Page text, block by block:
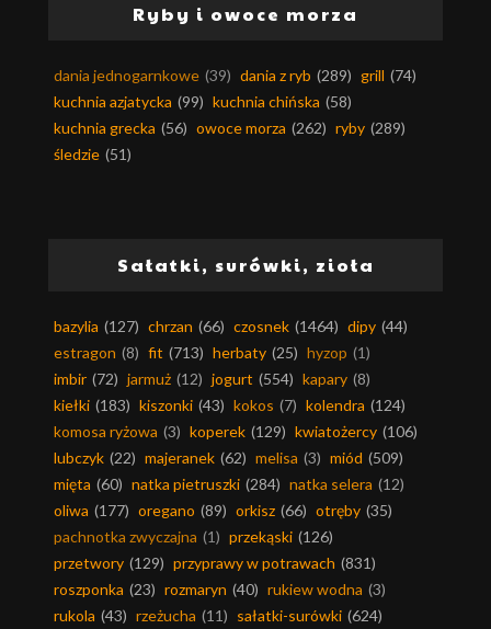
Ryby i owoce morza
dania jednogarnkowe (39) dania z ryb (289) grill (74)
kuchnia azjatycka (99) kuchnia chińska (58)
kuchnia grecka (56) owoce morza (262) ryby (289)
śledzie (51)
Sałatki, surówki, zioła
bazylia (127) chrzan (66) czosnek (1464) dipy (44)
estragon (8) fit (713) herbaty (25) hyzop (1)
imbir (72) jarmuż (12) jogurt (554) kapary (8)
kiełki (183) kiszonki (43) kokos (7) kolendra (124)
komosa ryżowa (3) koperek (129) kwiatożercy (106)
lubczyk (22) majeranek (62) melisa (3) miód (509)
mięta (60) natka pietruszki (284) natka selera (12)
oliwa (177) oregano (89) orkisz (66) otręby (35)
pachnotka zwyczajna (1) przekąski (126)
przetwory (129) przyprawy w potrawach (831)
roszponka (23) rozmaryn (40) rukiew wodna (3)
rukola (43) rzeżucha (11) sałatki-surówki (624)